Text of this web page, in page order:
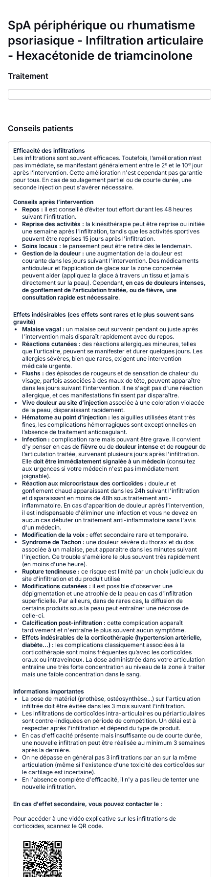
SpA périphérique ou rhumatisme
psoriasique - Infiltration articulaire
- Hexacétonide de triamcinolone
Traitement
Conseils patients
Efficacité des infiltrations
Les infiltrations sont souvent efficaces. Toutefois, l’amélioration n’est
pas immédiate, se manifestant généralement entre le 2e et le 10e jour
après l’intervention. Cette amélioration n'est cependant pas garantie
pour tous. En cas de soulagement partiel ou de courte durée, une
seconde injection peut s'avérer nécessaire.
Conseils après l’intervention
Repos : il est conseillé d’éviter tout effort durant les 48 heures
suivant l'infiltration.
Reprise des activités : la kinésithérapie peut être reprise ou initiée
une semaine après l'infiltration, tandis que les activités sportives
peuvent être reprises 15 jours après l'infiltration.
Soins locaux : le pansement peut être retiré dès le lendemain.
Gestion de la douleur : une augmentation de la douleur est
courante dans les jours suivant l'intervention. Des médicaments
antidouleur et l’application de glace sur la zone concernée
peuvent aider (appliquez la glace à travers un tissu et jamais
directement sur la peau). Cependant, en cas de douleurs intenses,
de gonflement de l’articulation traitée, ou de fièvre, une
consultation rapide est nécessaire.
Effets indésirables (ces effets sont rares et le plus souvent sans
gravité)
Malaise vagal : un malaise peut survenir pendant ou juste après
l'intervention mais disparaît rapidement avec du repos.
Réactions cutanées : des réactions allergiques mineures, telles
que l’urticaire, peuvent se manifester et durer quelques jours. Les
allergies sévères, bien que rares, exigent une intervention
médicale urgente.
Flushs : des épisodes de rougeurs et de sensation de chaleur du
visage, parfois associées à des maux de tête, peuvent apparaître
dans les jours suivant l'intervention. Il ne s'agit pas d'une réaction
allergique, et ces manifestations finissent par disparaître.
Vive douleur au site d’injection associée à une coloration violacée
de la peau, disparaissant rapidement.
Hématome au point d'injection : les aiguilles utilisées étant très
fines, les complications hémorragiques sont exceptionnelles en
l’absence de traitement anticoagulant.
Infection : complication rare mais pouvant être grave. Il convient
d'y penser en cas de fièvre ou de douleur intense et de rougeur de
l’articulation traitée, survenant plusieurs jours après l'infiltration.
Elle doit être immédiatement signalée à un médecin (consultez
aux urgences si votre médecin n'est pas immédiatement
joignable).
Réaction aux microcristaux des corticoïdes : douleur et
gonflement chaud apparaissant dans les 24h suivant l'infiltration
et disparaissant en moins de 48h sous traitement anti-
inflammatoire. En cas d'apparition de douleur après l'intervention,
il est indispensable d'éliminer une infection et vous ne devez en
aucun cas débuter un traitement anti-inflammatoire sans l'avis
d'un médecin.
Modification de la voix : effet secondaire rare et temporaire.
Syndrome de Tachon : une douleur sévère du thorax et du dos
associée à un malaise, peut apparaître dans les minutes suivant
l'injection. Ce trouble s'améliore le plus souvent très rapidement
(en moins d'une heure).
Rupture tendineuse : ce risque est limité par un choix judicieux du
site d'infiltration et du produit utilisé
Modifications cutanées : il est possible d'observer une
dépigmentation et une atrophie de la peau en cas d'infiltration
superficielle. Par ailleurs, dans de rares cas, la diffusion de
certains produits sous la peau peut entraîner une nécrose de
celle-ci.
Calcification post-infiltration : cette complication apparaît
tardivement et n'entraîne le plus souvent aucun symptôme.
Effets indésirables de la corticothérapie (hypertension artérielle,
diabète...) : les complications classiquement associées à la
corticothérapie sont moins fréquentes qu’avec les corticoïdes
oraux ou intraveineux. La dose administrée dans votre articulation
entraîne une très forte concentration au niveau de la zone à traiter
mais une faible concentration dans le sang.
Informations importantes
La pose de matériel (prothèse, ostéosynthèse…) sur l'articulation
infiltrée doit être évitée dans les 3 mois suivant l'infiltration.
Les infiltrations de corticoïdes intra-articulaires ou périarticulaires
sont contre-indiquées en période de compétition. Un délai est à
respecter après l'infiltration et dépend du type de produit.
En cas d'efficacité présente mais insuffisante ou de courte durée,
une nouvelle infiltration peut être réalisée au minimum 3 semaines
après la dernière.
On ne dépasse en général pas 3 infiltrations par an sur la même
articulation (même si l'existence d'une toxicité des corticoïdes sur
le cartilage est incertaine).
En l'absence complète d'efficacité, il n'y a pas lieu de tenter une
nouvelle infiltration.
En cas d'effet secondaire, vous pouvez contacter le :
Pour accéder à une vidéo explicative sur les infiltrations de
corticoïdes, scannez le QR code.